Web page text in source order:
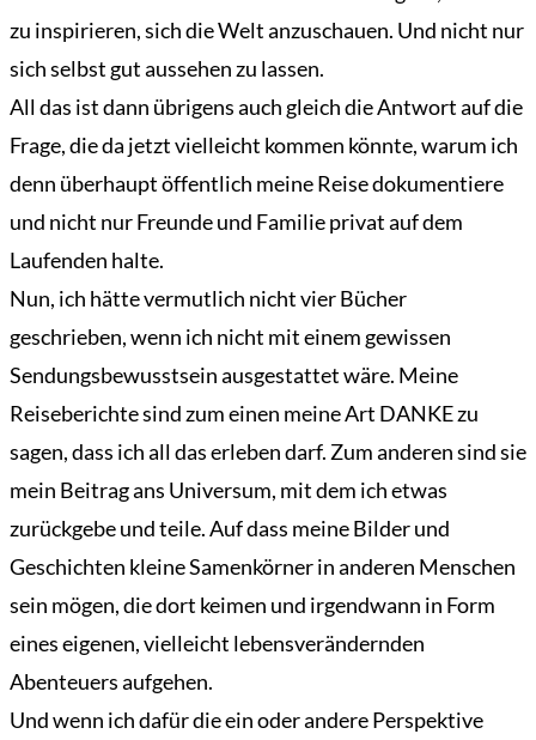
Der
Mardermolch
Bücher
Archiv
Reisen
Login/Anmelden
zu inspirieren, sich die Welt anzuschauen. Und nicht nur
sich selbst gut aussehen zu lassen.
All das ist dann übrigens auch gleich die Antwort auf die
Frage, die da jetzt vielleicht kommen könnte, warum ich
denn überhaupt öffentlich meine Reise dokumentiere
und nicht nur Freunde und Familie privat auf dem
Laufenden halte.
Nun, ich hätte vermutlich nicht vier Bücher
geschrieben, wenn ich nicht mit einem gewissen
Sendungsbewusstsein ausgestattet wäre. Meine
Reiseberichte sind zum einen meine Art DANKE zu
sagen, dass ich all das erleben darf. Zum anderen sind sie
mein Beitrag ans Universum, mit dem ich etwas
zurückgebe und teile. Auf dass meine Bilder und
Geschichten kleine Samenkörner in anderen Menschen
sein mögen, die dort keimen und irgendwann in Form
eines eigenen, vielleicht lebensverändernden
Abenteuers aufgehen.
Und wenn ich dafür die ein oder andere Perspektive